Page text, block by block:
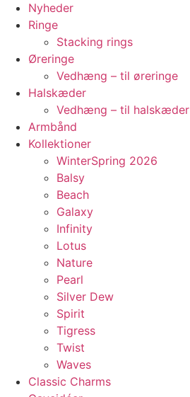
Nyheder
Ringe
Stacking rings
Øreringe
Vedhæng – til øreringe
Halskæder
Vedhæng – til halskæder
Armbånd
Kollektioner
WinterSpring 2026
Balsy
Beach
Galaxy
Infinity
Lotus
Nature
Pearl
Silver Dew
Spirit
Tigress
Twist
Waves
Classic Charms